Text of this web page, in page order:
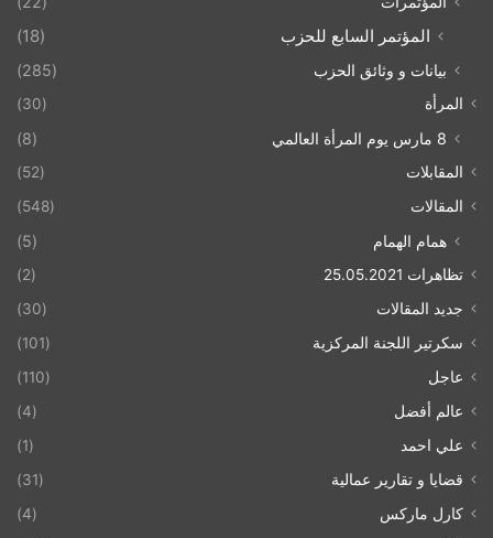
المؤتمر السابع للحزب (18)
بيانات و وثائق الحزب (285)
المرأة (30)
8 مارس يوم المرأة العالمي (8)
المقابلات
(52)
المقالات
(548)
همام الهمام (5)
تظاهرات 25.05.2021
(2)
جديد المقالات
(30)
سكرتير اللجنة المركزية
(101)
عاجل
(110)
عالم أفضل
(4)
علي احمد
(1)
قضايا و تقارير عمالية
(31)
كارل ماركس
(4)